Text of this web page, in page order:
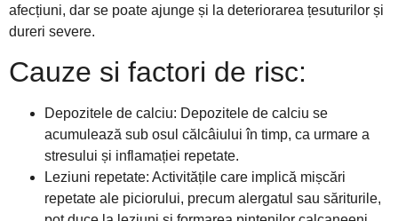
afecțiuni, dar se poate ajunge și la deteriorarea țesuturilor și
dureri severe.
Cauze si factori de risc:
Depozitele de calciu: Depozitele de calciu se
acumulează sub osul călcâiului în timp, ca urmare a
stresului și inflamației repetate.
Leziuni repetate: Activitățile care implică mișcări
repetate ale piciorului, precum alergatul sau săriturile,